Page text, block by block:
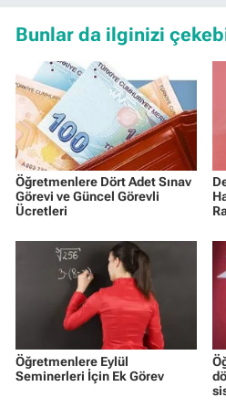
Bunlar da ilginizi
Öğretmenlere Dört Adet Sınav
Görevi ve Güncel Görevli
Ücretleri
Öğretmenlere Eylül
Seminerleri İçin Ek Görev